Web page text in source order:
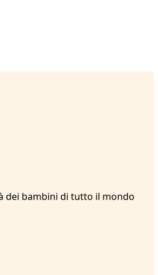
dei bambini di tutto il mondo